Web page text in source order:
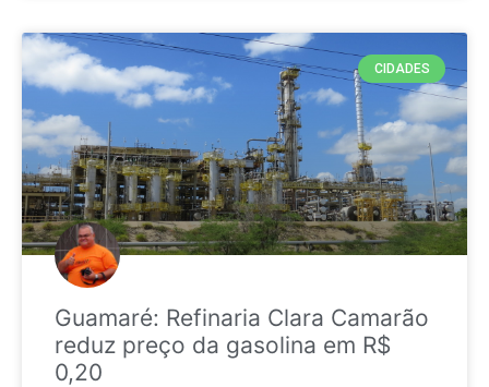
CIDADES
Guamaré: Refinaria Clara Camarão
reduz preço da gasolina em R$
0,20